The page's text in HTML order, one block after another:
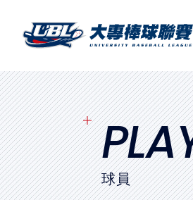
SITEMAP
首頁
球隊戰績
賽程表
球隊與球員
球員